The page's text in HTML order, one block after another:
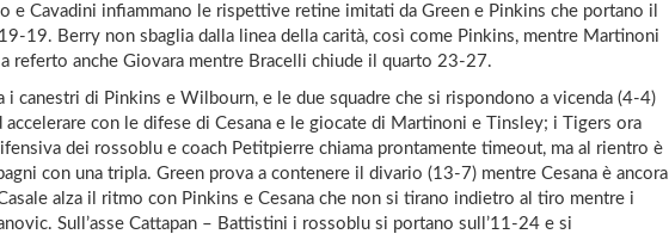
e Cavadini infiammano le rispettive retine imitati da Green e Pinkins che portano il
19. Berry non sbaglia dalla linea della carità, così come Pinkins, mentre Martinoni
referto anche Giovara mentre Bracelli chiude il quarto 23-27.
i canestri di Pinkins e Wilbourn, e le due squadre che si rispondono a vicenda (4-4)
accelerare con le difese di Cesana e le giocate di Martinoni e Tinsley; i Tigers ora
dei rossoblu e coach Petitpierre chiama prontamente timeout, ma al rientro è
con una tripla. Green prova a contenere il divario (13-7) mentre Cesana è ancora
alza il ritmo con Pinkins e Cesana che non si tirano indietro al tiro mentre i
Sull’asse Cattapan – Battistini i rossoblu si portano sull’11-24 e si